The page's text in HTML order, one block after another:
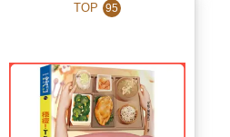
TOP 95